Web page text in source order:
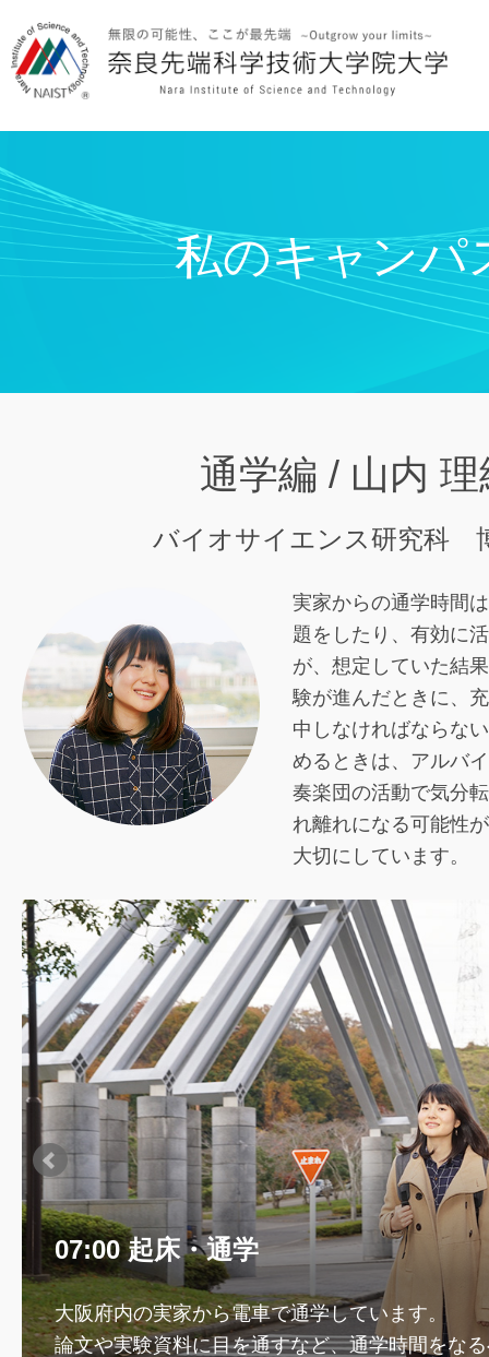
私のキャンパ
通学編 / 山内
バイオサイエンス研究科
実家からの通学時間
題をしたり、有効に
が、想定していた結
験が進んだときに、
中しなければならな
めるときは、アルバ
奏楽団の活動で気分
れ離れになる可能性
大切にしています。
07:00 起床・通学
大阪府内の実家から電車で通学しています。
論文や実験資料に目を通すなど、通学時間をな